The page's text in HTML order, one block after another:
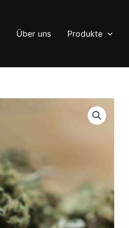
Über uns Produkte